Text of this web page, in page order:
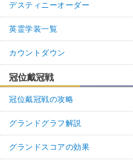
デスティニーオーダー
英霊学装一覧
カウントダウン
冠位戴冠戦
冠位戴冠戦の攻略
グランドグラフ解説
グランドスコアの効果